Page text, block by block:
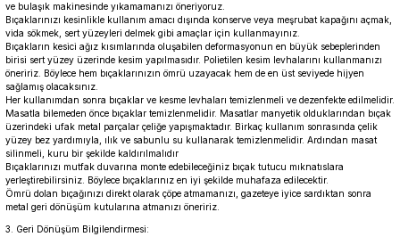
ve bulaşık makinesinde yıkamamanızı öneriyoruz.
Bıçaklarınızı kesinlikle kullanım amacı dışında konserve veya meşrubat kapağını açmak,
vida sökmek, sert yüzeyleri delmek gibi amaçlar için kullanmayınız.
Bıçakların kesici ağız kısımlarında oluşabilen deformasyonun en büyük sebeplerinden
birisi sert yüzey üzerinde kesim yapılmasıdır. Polietilen kesim levhalarını kullanmanızı
öneririz. Böylece hem bıçaklarınızın ömrü uzayacak hem de en üst seviyede hijyen
sağlamış olacaksınız.
Her kullanımdan sonra bıçaklar ve kesme levhaları temizlenmeli ve dezenfekte edilmelidir.
Masatla bilemeden önce bıçaklar temizlenmelidir. Masatlar manyetik olduklarından bıçak
üzerindeki ufak metal parçalar çeliğe yapışmaktadır. Birkaç kullanım sonrasında çelik
yüzey bez yardımıyla, ılık ve sabunlu su kullanarak temizlenmelidir. Ardından masat
silinmeli, kuru bir şekilde kaldırılmalıdır
Bıçaklarınızı mutfak duvarına monte edebileceğiniz bıçak tutucu mıknatıslara
yerleştirebilirsiniz. Böylece bıçaklarınız en iyi şekilde muhafaza edilecektir.
Ömrü dolan bıçağınızı direkt olarak çöpe atmamanızı, gazeteye iyice sardıktan sonra
metal geri dönüşüm kutularına atmanızı öneririz.
3. Geri Dönüşüm Bilgilendirmesi: